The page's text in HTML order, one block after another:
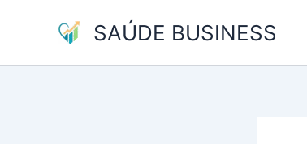
SAÚDE BUSINESS